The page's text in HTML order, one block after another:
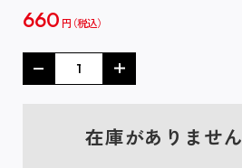
660 円
在庫がありません